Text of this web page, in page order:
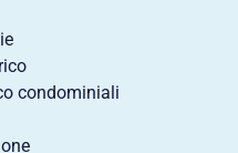
condominiali